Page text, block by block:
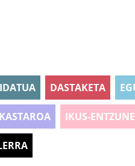
DASTAKETA
IKUS-